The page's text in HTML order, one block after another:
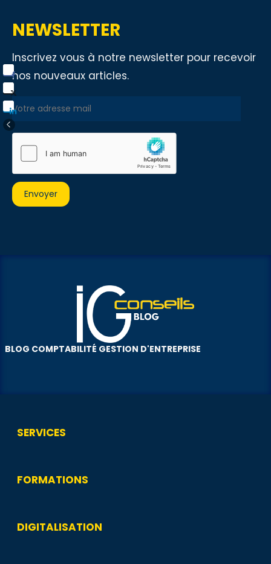
NEWSLETTER
Inscrivez vous à notre newsletter pour recevoir
nos nouveaux articles.
BLOG COMPTABILITÉ GESTION D'ENTREPRISE
SERVICES
FORMATIONS
DIGITALISATION